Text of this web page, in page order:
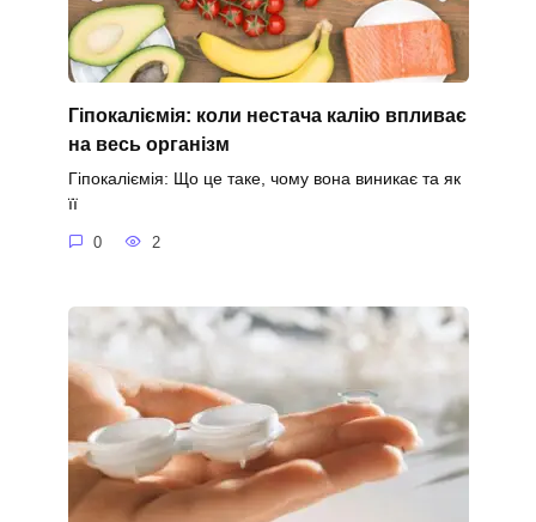
Гіпокаліємія: коли нестача калію впливає
на весь організм
Гіпокаліємія: Що це таке, чому вона виникає та як
її
0 2